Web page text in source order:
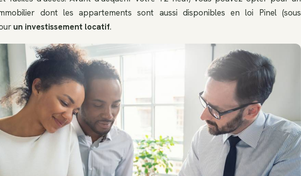
dont les appartements sont aussi disponibles en loi Pinel (sous
un investissement locatif.